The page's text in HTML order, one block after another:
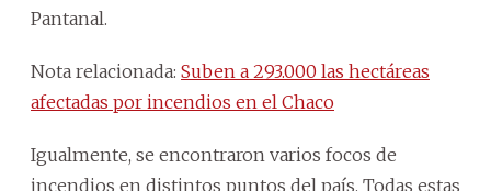
Pantanal.
Nota relacionada: Suben a 293.000 las hectáreas
afectadas por incendios en el Chaco
Igualmente, se encontraron varios focos de
incendios en distintos puntos del país. Todas estas